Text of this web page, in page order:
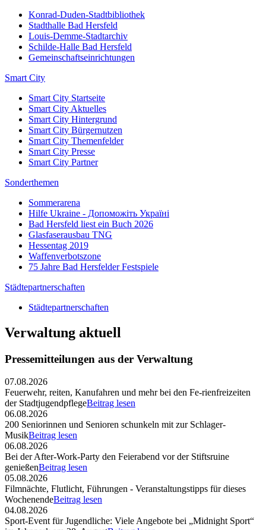
Konrad-Duden-Stadtbibliothek
Stadthalle Bad Hersfeld
Louis-Demme-Stadtarchiv
Schilde-Halle Bad Hersfeld
Gemeinschaftseinrichtungen
Smart City
Smart City Startseite
Smart City Aktuelles
Smart City Hintergrund
Smart City Bürgernutzen
Smart City Themenfelder
Smart City Presse
Smart City Partner
Sonderthemen
Sommerarena
Hilfe Ukraine - Допоможіть Україні
Bad Hersfeld liest ein Buch 2026
Glasfaserausbau TNG
Hessentag 2019
Waffenverbotszone
75 Jahre Bad Hersfelder Festspiele
Städtepartnerschaften
Städtepartnerschaften
Verwaltung aktuell
Pressemitteilungen aus der Verwaltung
07.08.2026
Feuerwehr, reiten, Kanufahren und mehr bei den Fe-rienfreizeiten
der StadtjugendpflegeBeitrag lesen
06.08.2026
200 Seniorinnen und Senioren schunkeln mit zur Schlager-
MusikBeitrag lesen
06.08.2026
Bei der After-Work-Party den Feierabend vor der Stiftsruine
genießenBeitrag lesen
05.08.2026
Filmnächte, Flutlicht, Führungen - Veranstaltungstipps für dieses
WochenendeBeitrag lesen
04.08.2026
Sport-Event für Jugendliche: Viele Angebote bei „Midnight Sport“